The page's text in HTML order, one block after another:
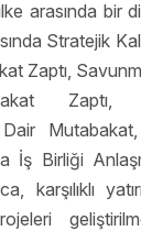
arasında bir
Stratejik
Zaptı,
Zaptı,
Dair
İş Birliği
karşılıklı